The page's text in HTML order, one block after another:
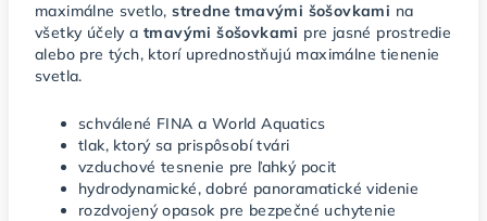
maximálne svetlo, stredne tmavými šošovkami na
všetky účely a tmavými šošovkami pre jasné prostredie
alebo pre tých, ktorí uprednostňujú maximálne tienenie
svetla.
schválené FINA a World Aquatics
tlak, ktorý sa prispôsobí tvári
vzduchové tesnenie pre ľahký pocit
hydrodynamické, dobré panoramatické videnie
rozdvojený opasok pre bezpečné uchytenie